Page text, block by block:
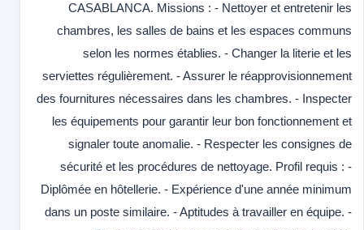
CASABLANCA. Missions : - Nettoyer et entretenir les
chambres, les salles de bains et les espaces communs
selon les normes établies. - Changer la literie et les
serviettes régulièrement. - Assurer le réapprovisionnement
des fournitures nécessaires dans les chambres. - Inspecter
les équipements pour garantir leur bon fonctionnement et
signaler toute anomalie. - Respecter les consignes de
sécurité et les procédures de nettoyage. Profil requis : -
Diplômée en hôtellerie. - Expérience d'une année minimum
dans un poste similaire. - Aptitudes à travailler en équipe. -